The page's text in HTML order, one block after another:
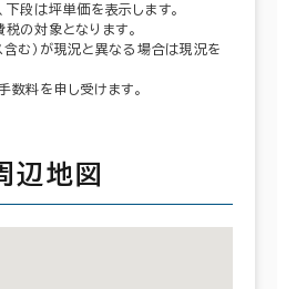
段は坪単価を表示します。
の対象となります。
む）が現況と異なる場合は現況を
料を申し受けます。
辺地図